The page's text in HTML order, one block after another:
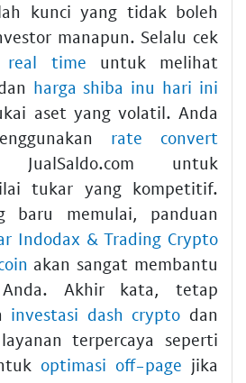
kunci yang tidak boleh
manapun. Selalu cek
real time untuk melihat
harga shiba inu hari ini
aset yang volatil. Anda
rate convert
untuk
tukar yang kompetitif.
baru memulai, panduan
Indodax & Trading Crypto
akan sangat membantu
Anda. Akhir kata, tetap
investasi dash crypto dan
terpercaya seperti
optimasi off-page jika